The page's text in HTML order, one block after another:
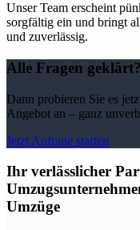
Unser Team erscheint
sorgfältig ein und bringt
und zuverlässig.
Alle Fragen geklärt?
Dann probieren Sie es
Angebot an – ganz
Jetzt Anfrage starten
Ihr verlässlicher
Umzüge